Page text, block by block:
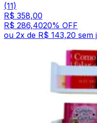
(11)
R$ 358,00
R$ 286,4020% OFF
ou 2x de R$ 143,20 sem